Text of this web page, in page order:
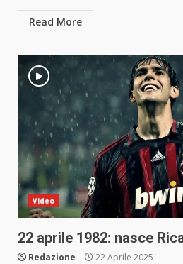
Read More
Video
22 aprile 1982: nasce
Redazione 22 Aprile 2025